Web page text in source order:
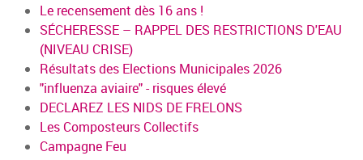
Le recensement dès 16 ans !
SÉCHERESSE – RAPPEL DES RESTRICTIONS D'EAU
(NIVEAU CRISE)
Résultats des Elections Municipales 2026
"influenza aviaire" - risques élevé
DECLAREZ LES NIDS DE FRELONS
Les Composteurs Collectifs
Campagne Feu